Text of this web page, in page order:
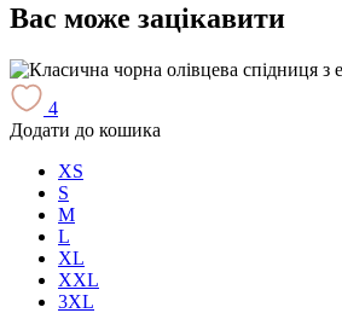
Вас може зацікавити
4
Додати до кошика
XS
S
M
L
XL
XXL
3XL